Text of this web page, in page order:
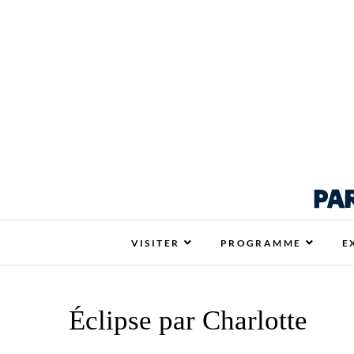
Respire La Vie
RESPIRE LA VIE RENNES : VOTRE
VISITER PROGRAMME
Éclipse par Charlotte